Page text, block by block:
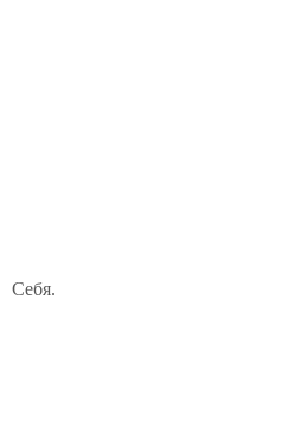
Себя.